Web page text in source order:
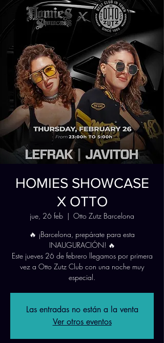
HOMIES SHOWCASE
X OTTO
jue, 26 feb
  |
Otto Zutz Barcelona
🔥 ¡Barcelona, prepárate para esta
INAUGURACIÓN! 🔥
Este jueves 26 de febrero llegamos por primera
vez a Otto Zutz Club con una noche muy
Las entradas no están a la venta
Ver otros eventos